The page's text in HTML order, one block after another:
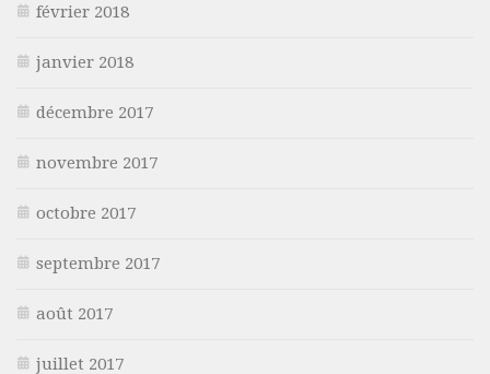
février 2018
janvier 2018
décembre 2017
novembre 2017
octobre 2017
septembre 2017
août 2017
juillet 2017